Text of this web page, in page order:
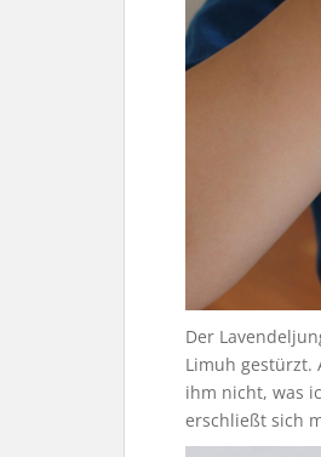
Der
Limuh gestürzt.
ihm nicht, was
erschließt sich